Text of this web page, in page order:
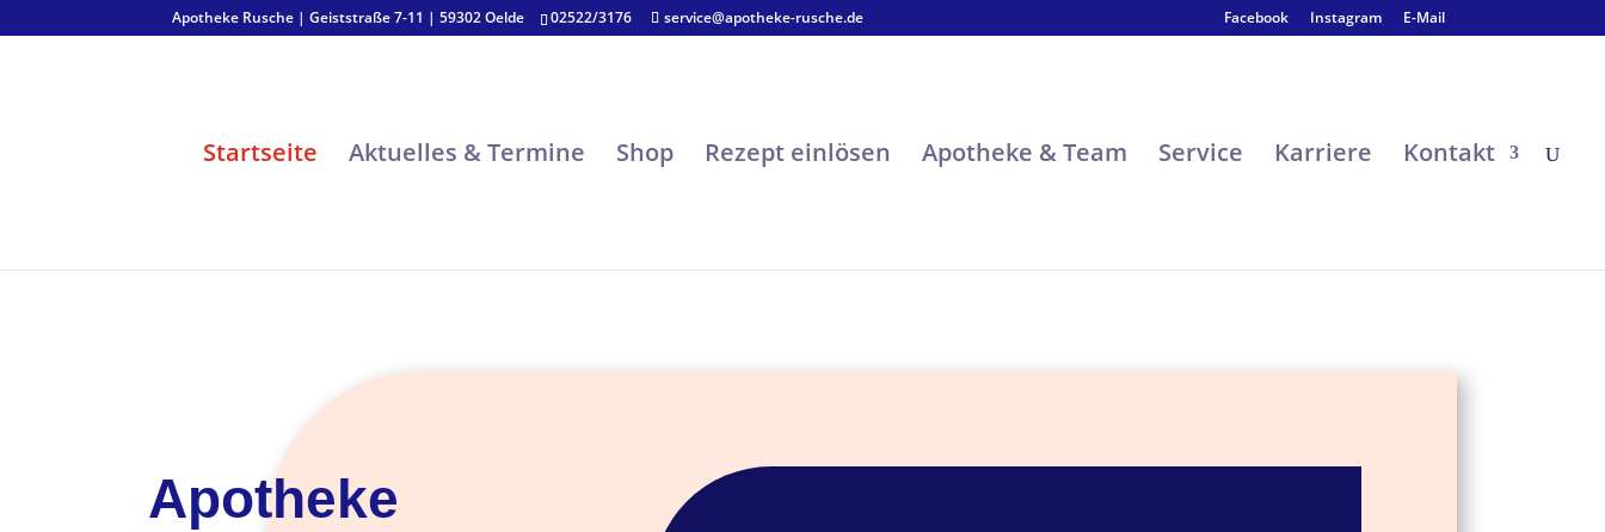
Apotheke Rusche | Geiststraße 7-11 | 59302 Oelde 02522/3176 service@apotheke-rusche.de Facebook Instagram E-Mail
Startseite Aktuelles & Termine Shop Rezept einlösen Apotheke & Team Service Karriere Kontakt
Apotheke